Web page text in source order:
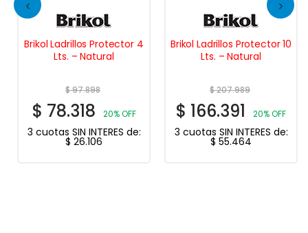
Brikol Ladrillos Protector 4
Lts. – Natural
$97.898
$ 78.318 20% OFF
3 cuotas SIN INTERES de:
$ 26.106
Brikol Ladrillos Protector 10
Lts. – Natural
$207.989
$ 166.391 20% OFF
3 cuotas SIN INTERES de:
$ 55.464